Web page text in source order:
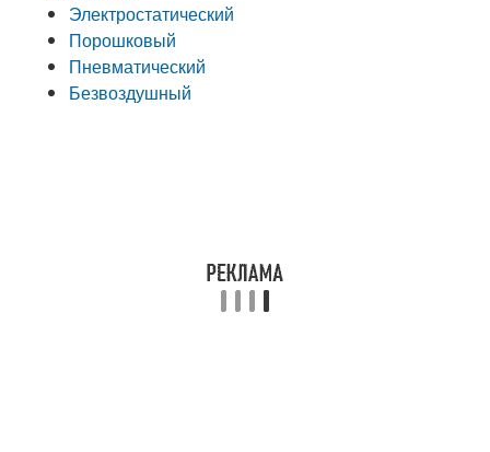
Электростатический
Порошковый
Пневматический
Безвоздушный